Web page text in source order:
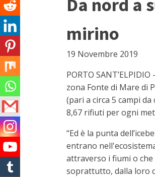
Da nord a
mirino
19 Novembre 2019
PORTO
zona Fonte di Mare di
(pari a circa 5 campi
8,67 rifiuti per ogni
“Ed è la punta
entrano
attraverso i fiumi o
soprattutto, dalla loro